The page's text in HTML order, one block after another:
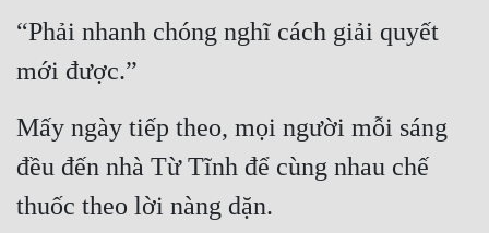
“Phải nhanh chóng nghĩ cách giải quyết
mới được.”
Mấy ngày tiếp theo, mọi người mỗi sáng
đều đến nhà Từ Tĩnh để cùng nhau chế
thuốc theo lời nàng dặn.